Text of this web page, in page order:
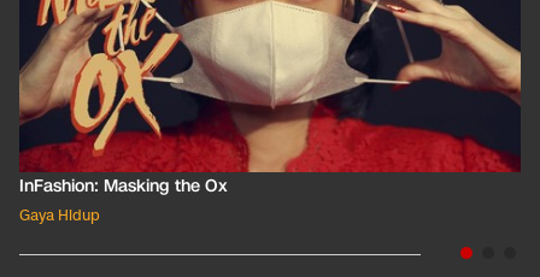
InFashion: Masking the Ox
Gaya Hidup